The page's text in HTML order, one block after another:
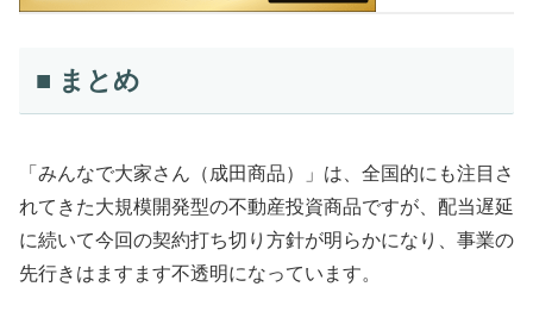
■ まとめ
「みんなで大家さん（成田商品）」は、全国的にも注目さ
れてきた大規模開発型の不動産投資商品ですが、配当遅延
に続いて今回の契約打ち切り方針が明らかになり、事業の
先行きはますます不透明になっています。